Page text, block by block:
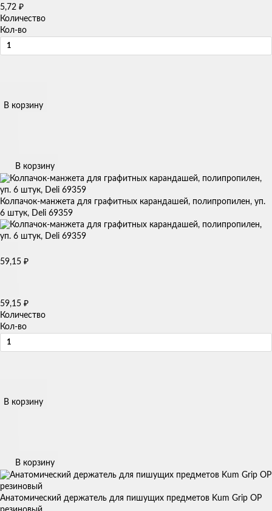
5,72 ₽
Количество
Кол-во
В корзину
В корзину
Колпачок-манжета для графитных карандашей, полипропилен, уп.
6 штук, Deli 69359
59,15 ₽
59,15 ₽
Количество
Кол-во
В корзину
В корзину
Анатомический держатель для пишущих предметов Kum Grip OP